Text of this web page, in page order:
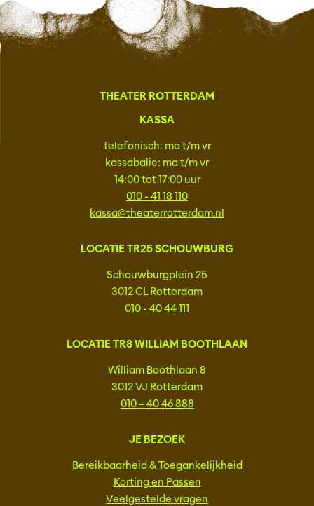
THEATER ROTTERDAM
KASSA
telefonisch: ma t/m vr
kassabalie: ma t/m vr
14:00 tot 17:00 uur
010 - 41 18 110
kassa@theaterrotterdam.nl
LOCATIE TR25 SCHOUWBURG
Schouwburgplein 25
3012 CL Rotterdam
010 - 40 44 111
LOCATIE TR8 WILLIAM BOOTHLAAN
William Boothlaan 8
3012 VJ Rotterdam
010 – 40 46 888
JE BEZOEK
Bereikbaarheid & Toegankelijkheid
Korting en Passen
Veelgestelde vragen